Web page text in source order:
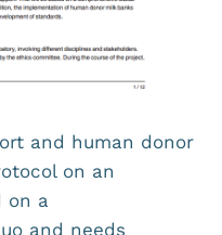
and human donor
on an
on a
and needs